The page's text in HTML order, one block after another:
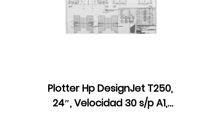
Plotter Hp DesignJet T250,
24″, Velocidad 30 s/p A1,